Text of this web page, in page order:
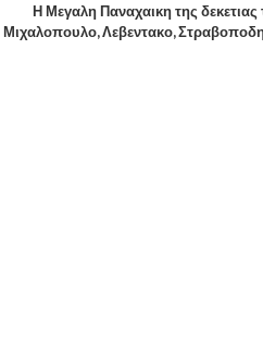
Η Μεγαλη Παναχαικη της
Μιχαλοπουλο, Λεβεντακο,